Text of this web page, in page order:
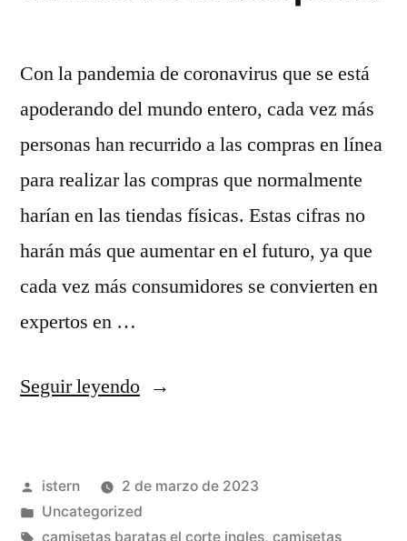
Con la pandemia de coronavirus que se está
apoderando del mundo entero, cada vez más
personas han recurrido a las compras en línea
para realizar las compras que normalmente
harían en las tiendas físicas. Estas cifras no
harán más que aumentar en el futuro, ya que
cada vez más consumidores se convierten en
expertos en …
Seguir leyendo«camisetas
Publicado
por
istern
2 de marzo de 2023
Publicado
en
Uncategorized
Etiquetas:
camisetas baratas el corte ingles, camisetas